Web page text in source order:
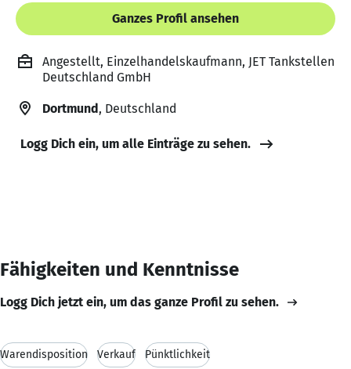
Ganzes Profil ansehen
Angestellt, Einzelhandelskaufmann, JET Tankstellen
Deutschland GmbH
Dortmund, Deutschland
Logg Dich ein, um alle Einträge zu sehen.
Fähigkeiten und Kenntnisse
Logg Dich jetzt ein, um das ganze Profil zu sehen.
Warendisposition Verkauf Pünktlichkeit